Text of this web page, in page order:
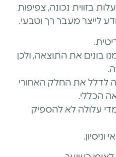
בזווית נכונה, צפיפות
לייצר מעבר רך וטבעי.
בונים את התוצאה, ולכן
לדלל את החלק האחורי
הכללי.
עלולה לא להספיק
וניסיון.